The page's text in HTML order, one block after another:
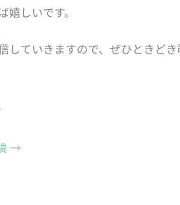
しいです。
していきますので、ぜひときど
→